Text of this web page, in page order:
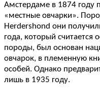
Амстердаме в 1874 году
«местные овчарки».
Herdershond они
года, который
породы, был основан
овчарок, в племенную
особей. Однако
лишь в 1935 году.